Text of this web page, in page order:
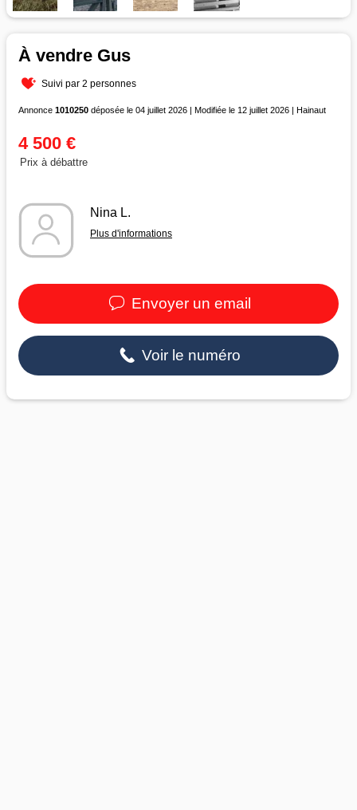
À vendre Gus
Suivi par 2 personnes
Annonce 1010250 déposée le 04 juillet 2026 | Modifiée le 12 juillet 2026 | Hainaut
4 500 €
Prix à débattre
Nina L.
Plus d'informations
Envoyer un email
Voir le numéro